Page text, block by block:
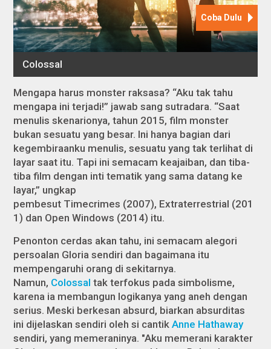
Mengapa harus monster raksasa? “Aku tak tahu
mengapa ini terjadi!” jawab sang sutradara. “Saat
menulis skenarionya, tahun 2015, film monster
bukan sesuatu yang besar. Ini hanya bagian dari
kegembiraanku menulis, sesuatu yang tak terlihat di
layar saat itu. Tapi ini semacam keajaiban, dan tiba-
tiba film dengan inti tematik yang sama datang ke
layar,” ungkap
pembesut Timecrimes (2007), Extraterrestrial (201
1) dan Open Windows (2014) itu.
Penonton cerdas akan tahu, ini semacam alegori
persoalan Gloria sendiri dan bagaimana itu
mempengaruhi orang di sekitarnya.
Namun, Colossal tak terfokus pada simbolisme,
karena ia membangun logikanya yang aneh dengan
serius. Meski berkesan absurd, biarkan absurditas
ini dijelaskan sendiri oleh si cantikAnne Hathaway
sendiri, yang memeraninya. "Aku memerani karakter